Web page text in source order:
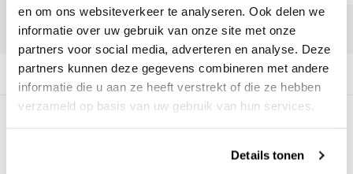
en om ons websiteverkeer te analyseren. Ook delen we
informatie over uw gebruik van onze site met onze
partners voor social media, adverteren en analyse. Deze
partners kunnen deze gegevens combineren met andere
informatie die u aan ze heeft verstrekt of die ze hebben
verzameld op basis van uw gebruik van hun services.
Details tonen
DELEN:
Productomschrijving